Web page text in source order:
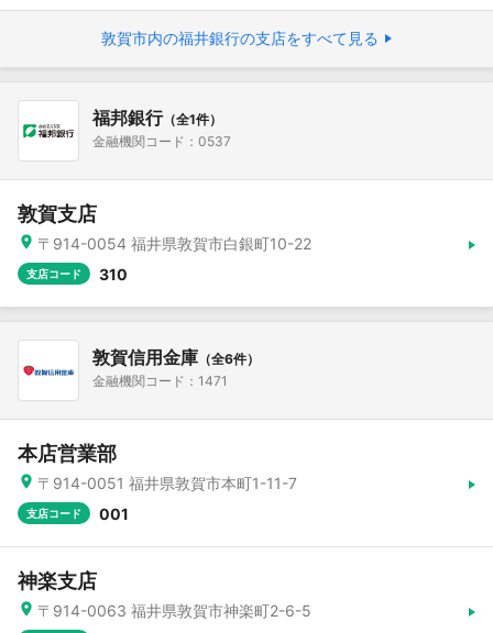
敦賀市内の福井銀行の支店をすべて見る
福邦銀行（全1件）
金融機関コード：0537
敦賀支店
〒914-0054 福井県敦賀市白銀町10-22
支店コード 310
敦賀信用金庫 （全6件）
金融機関コード：1471
本店営業部
〒914-0051 福井県敦賀市本町1-11-7
支店コード 001
神楽支店
〒914-0063 福井県敦賀市神楽町2-6-5